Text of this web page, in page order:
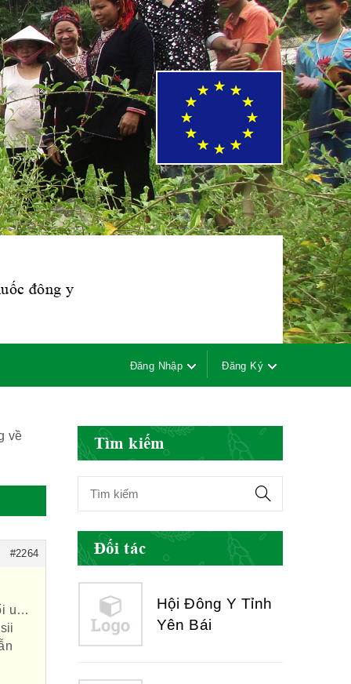
đông y
Đăng Nhập Đăng Ký
về
#2264
u…
Tìm kiếm
Đối tác
Phái đoàn Liên
minh Châu Âu tại
Việt Nam
Hiệp hội bệnh
viện tư nhân Việt
Cục quản lý y
dược cổ truyền -
Nam
Nam
Hội Đông Y Tỉnh
Yên Bái
Hội Đông Y Tỉnh
Hòa Bình